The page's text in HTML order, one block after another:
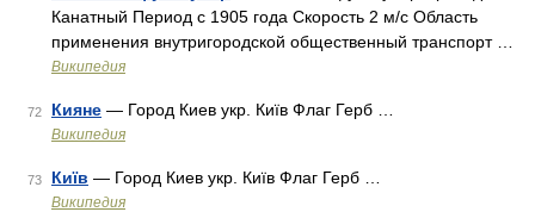
Канатный Период с 1905 года Скорость 2 м/с Область
применения внутригородской общественный транспорт …
Википедия
72 Кияне — Город Киев укр. Київ Флаг Герб …
Википедия
73 Київ — Город Киев укр. Київ Флаг Герб …
Википедия